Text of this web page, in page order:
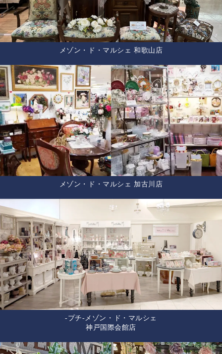
メゾン・ド・マルシェ 和歌山店
メゾン・ド・マルシェ 加古川店
-プチ-メゾン・ド・マルシェ
神戸国際会館店